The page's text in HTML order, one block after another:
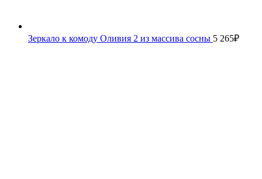
Зеркало к комоду Оливия 2 из массива сосны 5 265₽